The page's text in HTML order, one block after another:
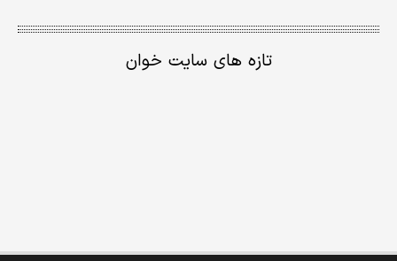
تازه های سایت خوان